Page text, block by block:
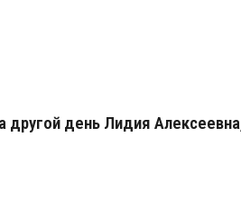
другой день Лидия